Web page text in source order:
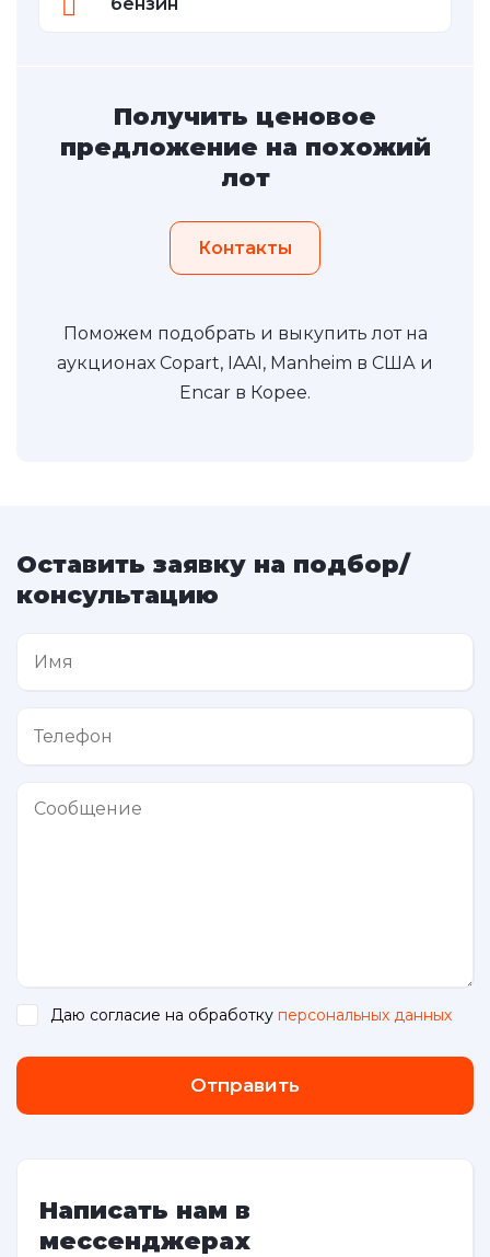
Получить ценовое
предложение на похожий
лот
Контакты
Поможем подобрать и выкупить лот на
аукционах Copart, IAAI, Manheim в США и
Encar в Корее.
Оставить заявку на подбор/
консультацию
Даю согласие на обработку персональных данных
Отправить
Написать нам в
мессенджерах